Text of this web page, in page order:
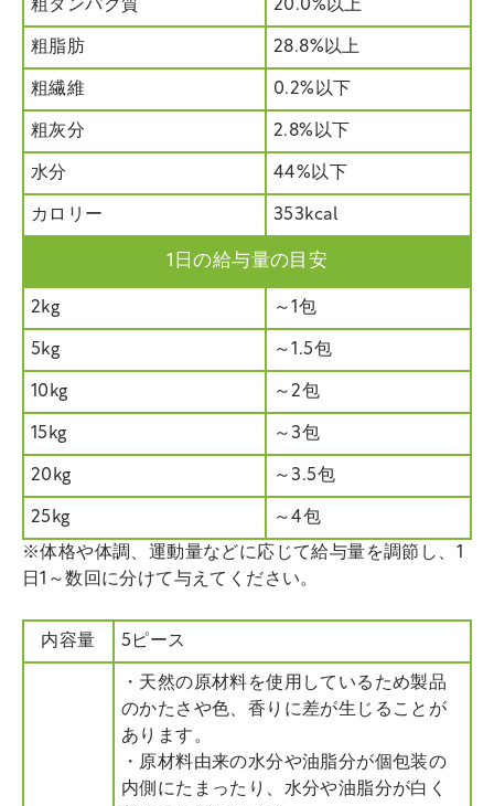
粗タンパク質 20.0%以上
粗脂肪 28.8%以上
粗繊維 0.2%以下
粗灰分 2.8%以下
水分 44%以下
カロリー 353kcal
1日の給与量の目安
2kg ～1包
5kg ～1.5包
10kg ～2包
15kg ～3包
20kg ～3.5包
25kg
～4包
※体格や体調、運動量などに応じて給与量を調節し、1
日1～数回に分けて与えてください。
内容量 5ピース
・天然の原材料を使用しているため製品
のかたさや色、香りに差が生じることが
あります。
・原材料由来の水分や油脂分が個包装の
内側にたまったり、水分や油脂分が白く